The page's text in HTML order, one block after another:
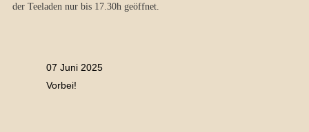
der Teeladen nur bis 17.30h geöffnet.
07 Juni 2025
Vorbei!